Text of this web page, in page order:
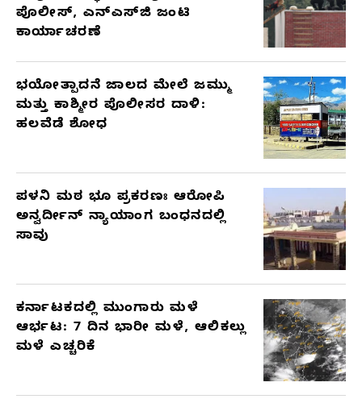
ಪೊಲೀಸ್, ಎನ್‌ಎಸ್‌ಜಿ ಜಂಟಿ
ಕಾರ್ಯಾಚರಣೆ
ಭಯೋತ್ಪಾದನೆ ಜಾಲದ ಮೇಲೆ ಜಮ್ಮು
ಮತ್ತು ಕಾಶ್ಮೀರ ಪೊಲೀಸರ ದಾಳಿ:
ಹಲವೆಡೆ ಶೋಧ
ಪಳನಿ ಮಠ ಭೂ ಪ್ರಕರಣಃ ಆರೋಪಿ
ಅನ್ವರ್ದೀನ್ ನ್ಯಾಯಾಂಗ ಬಂಧನದಲ್ಲಿ
ಸಾವು
ಕರ್ನಾಟಕದಲ್ಲಿ ಮುಂಗಾರು ಮಳೆ
ಆರ್ಭಟ: 7 ದಿನ ಭಾರೀ ಮಳೆ, ಆಲಿಕಲ್ಲು
ಮಳೆ ಎಚ್ಚರಿಕೆ